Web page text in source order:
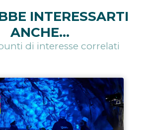
INTERESSARTI
ANCHE...
di interesse correlati